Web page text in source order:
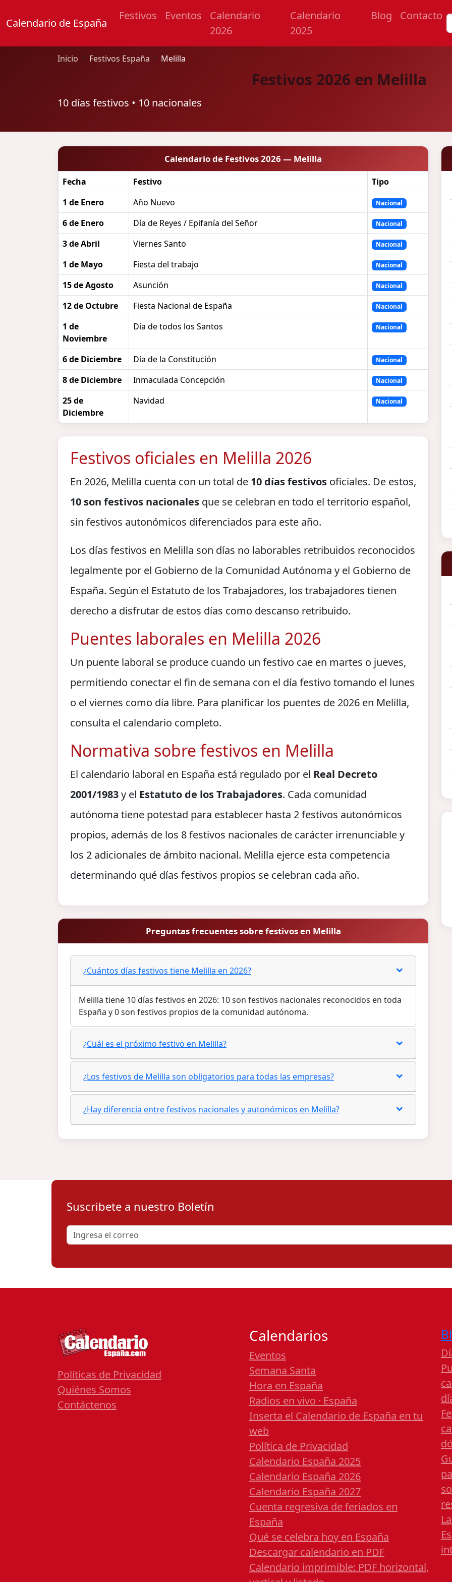
Calendario de España
Festivos Eventos
Calendario
2026
Calendario
2025
Blog Contacto
Inicio Festivos España Melilla
Festivos 2026 en Melilla
10 días festivos • 10 nacionales
Calendario de Festivos 2026 — Melilla
Fecha Festivo
Tipo
1 de Enero
Año Nuevo Nacional
6 de Enero Día de Reyes / Epifanía del Señor Nacional
3 de Abril Viernes Santo Nacional
1 de Mayo Fiesta del trabajo Nacional
15 de Agosto Asunción Nacional
12 de Octubre Fiesta Nacional de España Nacional
1 de
Noviembre
Día de todos los Santos Nacional
6 de Diciembre Día de la Constitución Nacional
8 de Diciembre Inmaculada Concepción Nacional
25 de
Diciembre
Navidad Nacional
Festivos oficiales en Melilla 2026
En 2026, Melilla cuenta con un total de 10 días festivos oficiales. De estos,
10 son festivos nacionales que se celebran en todo el territorio español,
sin festivos autonómicos diferenciados para este año.
Los días festivos en Melilla son días no laborables retribuidos reconocidos
legalmente por el Gobierno de la Comunidad Autónoma y el Gobierno de
España. Según el Estatuto de los Trabajadores, los trabajadores tienen
derecho a disfrutar de estos días como descanso retribuido.
Puentes laborales en Melilla 2026
Un puente laboral se produce cuando un festivo cae en martes o jueves,
permitiendo conectar el fin de semana con el día festivo tomando el lunes
o el viernes como día libre. Para planificar los puentes de 2026 en Melilla,
consulta el calendario completo.
Normativa sobre festivos en Melilla
El calendario laboral en España está regulado por el Real Decreto
2001/1983y el Estatuto de los Trabajadores. Cada comunidad
autónoma tiene potestad para establecer hasta 2 festivos autonómicos
propios, además de los 8 festivos nacionales de carácter irrenunciable y
los 2 adicionales de ámbito nacional. Melilla ejerce esta competencia
determinando qué días festivos propios se celebran cada año.
Preguntas frecuentes sobre festivos en Melilla
¿Cuántos días festivos tiene Melilla en 2026?
Melilla tiene 10 días festivos en 2026: 10 son festivos nacionales reconocidos en toda
España y 0 son festivos propios de la comunidad autónoma.
¿Cuál es el próximo festivo en Melilla?
¿Los festivos de Melilla son obligatorios para todas las empresas?
¿Hay diferencia entre festivos nacionales y autonómicos en Melilla?
Suscribete a nuestro Boletín
Políticas de Privacidad
Quiénes Somos
Contáctenos
Calendarios
Eventos
Semana Santa
Hora en España
Radios en vivo · España
Inserta el Calendario de España en tu
web
Política de Privacidad
Calendario España 2025
Calendario España 2026
Calendario España 2027
Cuenta regresiva de feriados en
España
Qué se celebra hoy en España
Descargar calendario en PDF
Calendario imprimible: PDF horizontal,